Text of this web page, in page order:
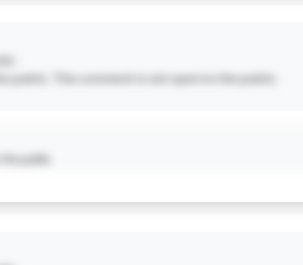
-
public. This comment is not open to the public.
public.